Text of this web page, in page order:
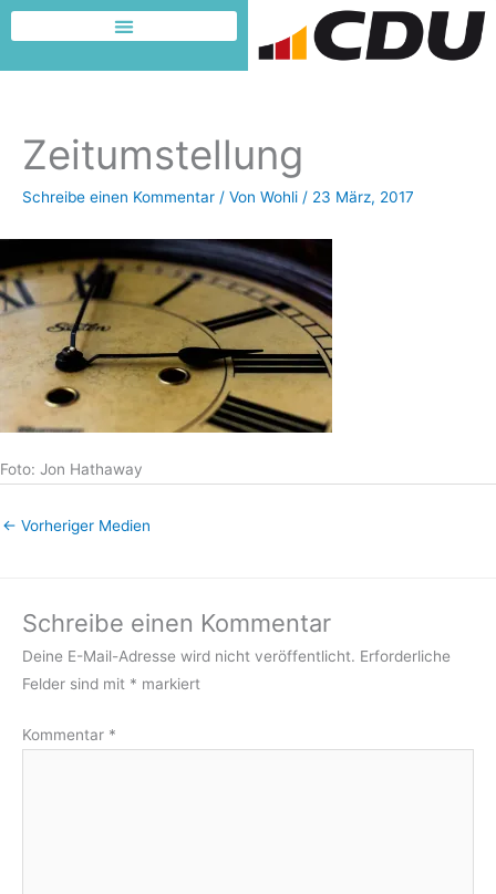
Zum
Inhalt
springen
Zeitumstellung
Schreibe einen Kommentar / Von Wohli / 23 März, 2017
Foto: Jon Hathaway
← Vorheriger Medien
Schreibe einen Kommentar
Deine E-Mail-Adresse wird nicht veröffentlicht. Erforderliche
Felder sind mit * markiert
Kommentar *